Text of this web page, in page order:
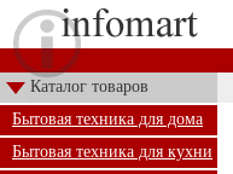
Каталог товаров
Бытовая техника для дома
Бытовая техника для кухни